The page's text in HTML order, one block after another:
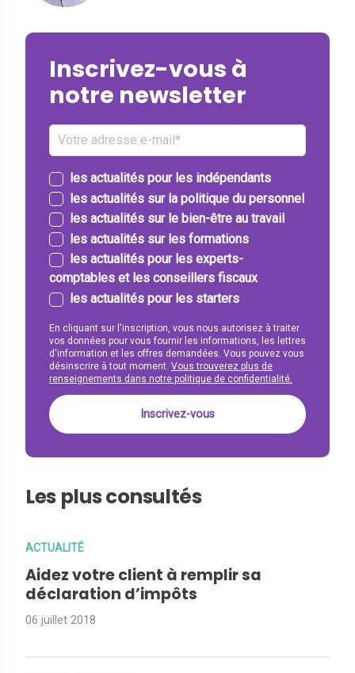
Inscrivez-vous à
notre newsletter
les actualités pour les indépendants
les actualités sur la politique du personnel
les actualités sur le bien-être au travail
les actualités sur les formations
les actualités pour les experts-
comptables et les conseillers fiscaux
les actualités pour les starters
En cliquant sur l'inscription, vous nous autorisez à traiter
vos données pour vous fournir les informations, les lettres
d'information et les offres demandées. Vous pouvez vous
désinscrire à tout moment. Vous trouverez plus de
renseignements dans notre politique de confidentialité.
Les plus consultés
ACTUALITÉ
Aidez votre client à remplir sa
déclaration d’impôts
06 juillet 2018